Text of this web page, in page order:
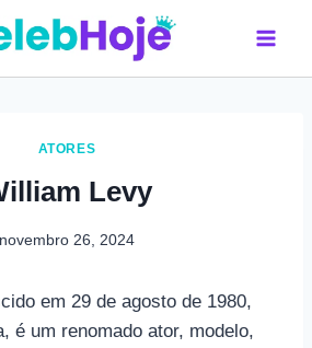
ATORES
Levy
novembro 26, 2024
em 29 de agosto de 1980,
é um renomado ator, modelo,